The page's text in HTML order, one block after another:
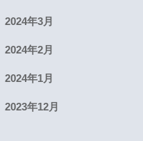
2024年3月
2024年2月
2024年1月
2023年12月